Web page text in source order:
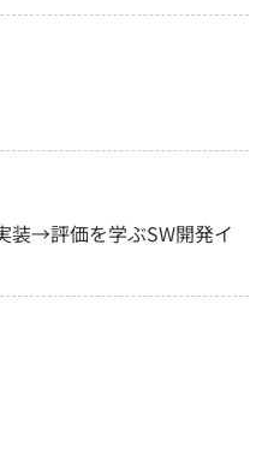
→評価を学ぶSW開発イ